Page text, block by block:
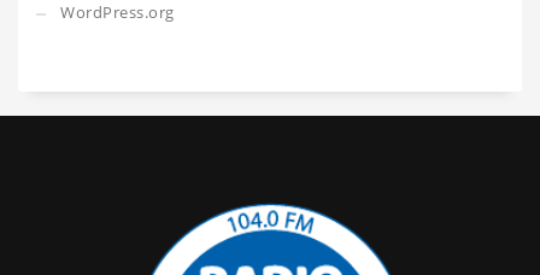
WordPress.org